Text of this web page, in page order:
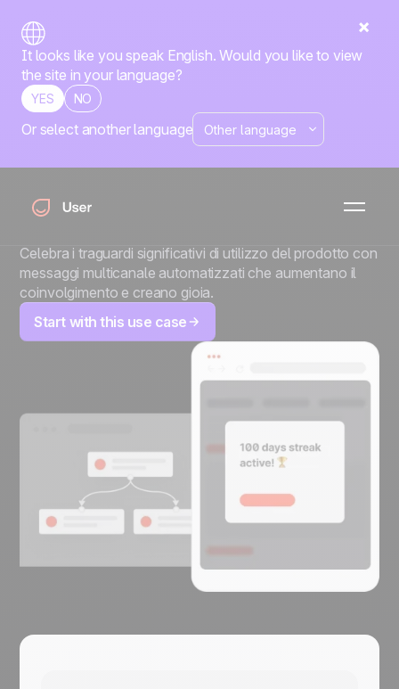
It looks like you speak English. Would you like to view
the site in your language?
YES NO
Or select another language
Celebra ogni
traguardo
automaticamente
Celebra i traguardi significativi di utilizzo del prodotto con
messaggi multicanale automatizzati che aumentano il
coinvolgimento e creano gioia.
Start with this use case